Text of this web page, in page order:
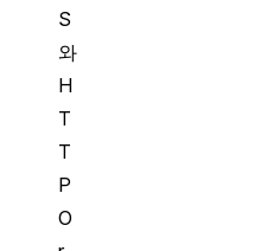
S
와
H
T
T
P
O